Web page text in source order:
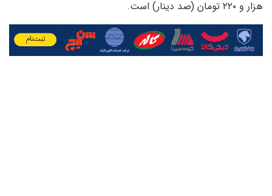
هزار و ۲۲۰ تومان (صد دینار) است.